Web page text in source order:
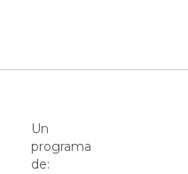
Un
programa
de: